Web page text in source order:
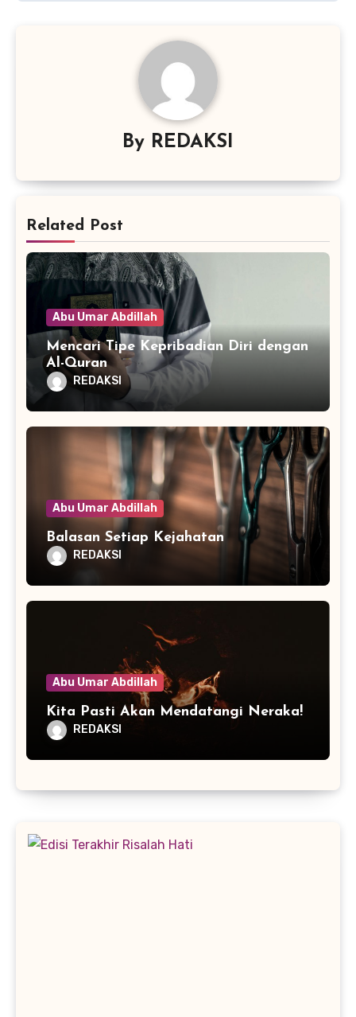
By REDAKSI
Related Post
Abu Umar Abdillah
Mencari Tipe Kepribadian Diri dengan
Al-Quran
REDAKSI
Abu Umar Abdillah
Balasan Setiap Kejahatan
REDAKSI
Abu Umar Abdillah
Kita Pasti Akan Mendatangi Neraka!
REDAKSI